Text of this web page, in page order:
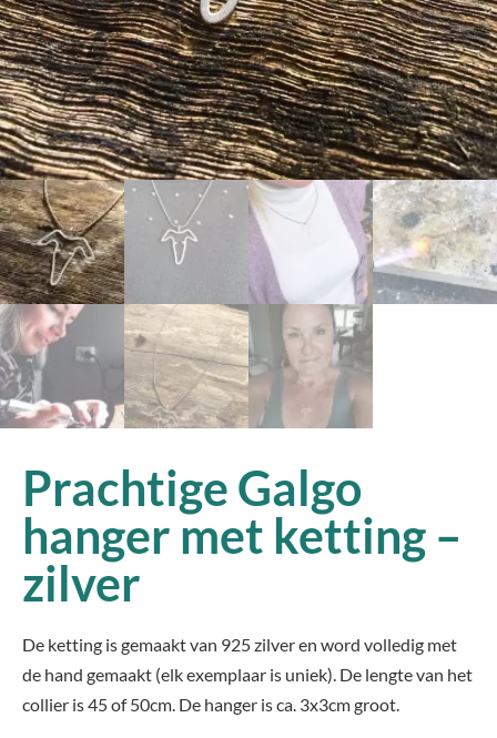
Prachtige Galgo
hanger met ketting –
zilver
De ketting is gemaakt van 925 zilver en word volledig met
de hand gemaakt (elk exemplaar is uniek). De lengte van het
collier is 45 of 50cm. De hanger is ca. 3x3cm groot.